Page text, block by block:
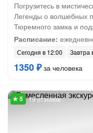
Погрузитесь в
Легенды о волшебных
Тюремного замка и
Расписание:
Сегодня в 12:00 Завтра
1350 ₽за человека
19 отзывов